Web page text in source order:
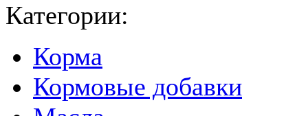
Категории:
Корма
Кормовые добавки